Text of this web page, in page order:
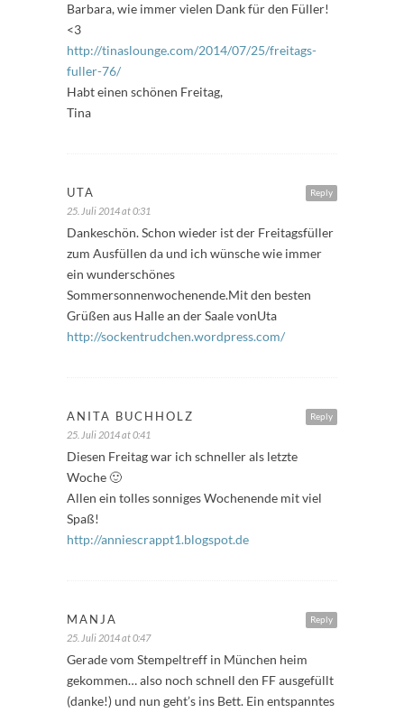
Barbara, wie immer vielen Dank für den Füller!
<3
http://tinaslounge.com/2014/07/25/freitags-
fuller-76/
Habt einen schönen Freitag,
Tina
Reply
UTA
25. Juli 2014 at 0:31
Dankeschön. Schon wieder ist der Freitagsfüller
zum Ausfüllen da und ich wünsche wie immer
ein wunderschönes
Sommersonnenwochenende.Mit den besten
Grüßen aus Halle an der Saale vonUta
http://sockentrudchen.wordpress.com/
Reply
ANITA BUCHHOLZ
25. Juli 2014 at 0:41
Diesen Freitag war ich schneller als letzte
Woche 🙂
Allen ein tolles sonniges Wochenende mit viel
Spaß!
http://anniescrappt1.blogspot.de
Reply
MANJA
25. Juli 2014 at 0:47
Gerade vom Stempeltreff in München heim
gekommen… also noch schnell den FF ausgefüllt
(danke!) und nun geht’s ins Bett. Ein entspanntes